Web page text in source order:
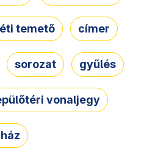
temető címer
sorozat gyűlés
vonaljegy